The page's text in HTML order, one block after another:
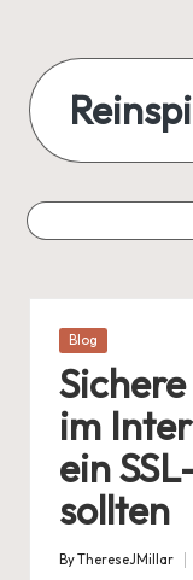
Posted
Blog
im
ein
sollten
Posted
ByThereseJMillar